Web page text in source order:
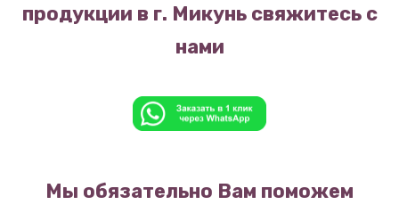
продукции в г. Микунь свяжитесь с
нами
Мы обязательно Вам поможем